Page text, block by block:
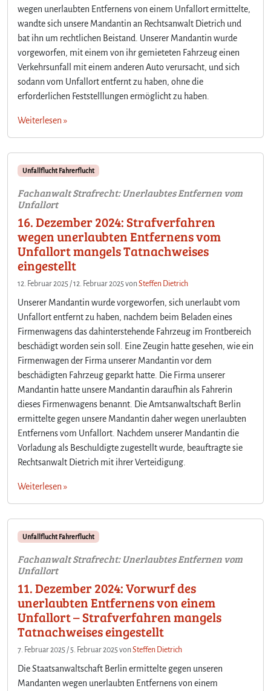
wegen unerlaubten Entfernens von einem Unfallort ermittelte,
wandte sich unsere Mandantin an Rechtsanwalt Dietrich und
bat ihn um rechtlichen Beistand. Unserer Mandantin wurde
vorgeworfen, mit einem von ihr gemieteten Fahrzeug einen
Verkehrsunfall mit einem anderen Auto verursacht, und sich
sodann vom Unfallort entfernt zu haben, ohne die
erforderlichen Feststelllungen ermöglicht zu haben.
Weiterlesen »
Unfallflucht Fahrerflucht
Fachanwalt Strafrecht: Unerlaubtes Entfernen vom
Unfallort
16. Dezember 2024: Strafverfahren
wegen unerlaubten Entfernens vom
Unfallort mangels Tatnachweises
eingestellt
12. Februar 2025 /12. Februar 2025vonSteffen Dietrich
Unserer Mandantin wurde vorgeworfen, sich unerlaubt vom
Unfallort entfernt zu haben, nachdem beim Beladen eines
Firmenwagens das dahinterstehende Fahrzeug im Frontbereich
beschädigt worden sein soll. Eine Zeugin hatte gesehen, wie ein
Firmenwagen der Firma unserer Mandantin vor dem
beschädigten Fahrzeug geparkt hatte. Die Firma unserer
Mandantin hatte unsere Mandantin daraufhin als Fahrerin
dieses Firmenwagens benannt. Die Amtsanwaltschaft Berlin
ermittelte gegen unsere Mandantin daher wegen unerlaubten
Entfernens vom Unfallort. Nachdem unserer Mandantin die
Vorladung als Beschuldigte zugestellt wurde, beauftragte sie
Rechtsanwalt Dietrich mit ihrer Verteidigung.
Weiterlesen »
Unfallflucht Fahrerflucht
Fachanwalt Strafrecht: Unerlaubtes Entfernen vom
Unfallort
11. Dezember 2024: Vorwurf des
unerlaubten Entfernens von einem
Unfallort – Strafverfahren mangels
Tatnachweises eingestellt
7. Februar 2025 / 5. Februar 2025vonSteffen Dietrich
Die Staatsanwaltschaft Berlin ermittelte gegen unseren
Mandanten wegen unerlaubten Entfernens von einem